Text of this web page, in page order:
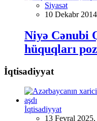
Siyasət
10 Dekabr
Niyə Cənubi
hüquqları
İqtisadiyyat
İqtisadiyyat
13 Fevral